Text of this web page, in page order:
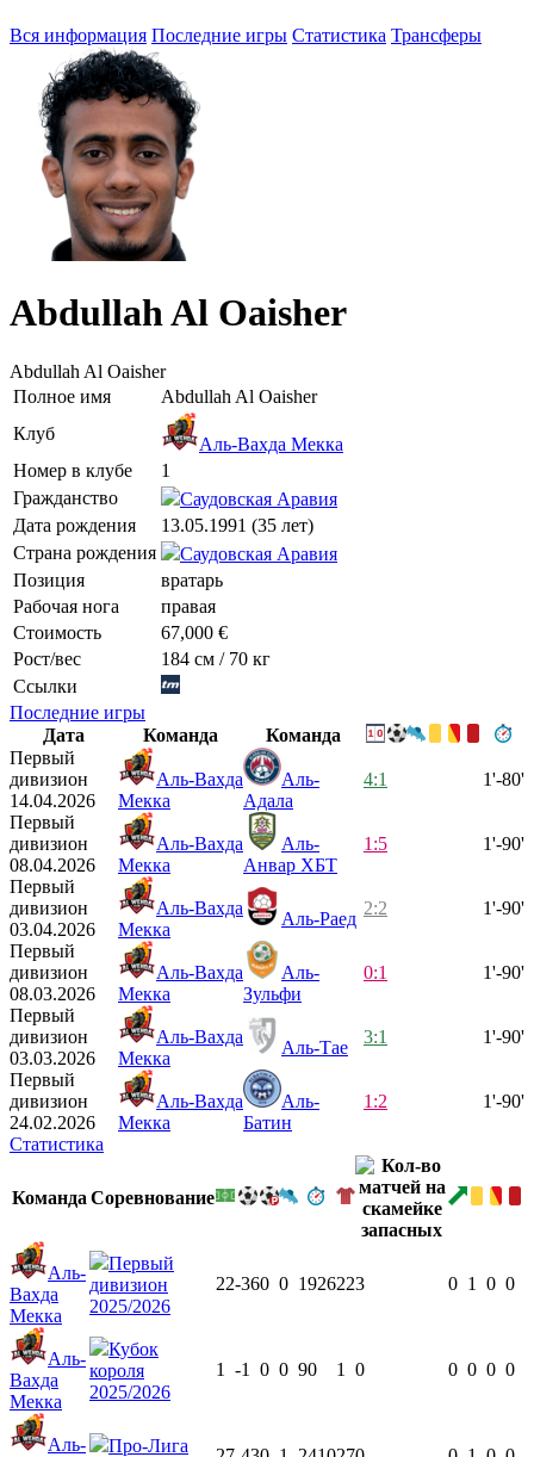
Вся информация Последние игры Статистика Трансферы
Abdullah Al Oaisher
Abdullah Al Oaisher
Полное имя
Abdullah Al Oaisher
Клуб
Аль-Вахда Мекка
Номер в клубе
1
Гражданство
Саудовская Аравия
Дата рождения
13.05.1991 (35 лет)
Страна рождения
Саудовская Аравия
Позиция
вратарь
Рабочая нога
правая
Стоимость
67,000 €
Рост/вес
184 см / 70 кг
Ссылки
Последние игры
Дата
Команда
Команда
Первый
дивизион
14.04.2026
Аль-Вахда
Мекка
Аль-
Адала
4:1 1'-80'
Первый
дивизион
08.04.2026
Аль-Вахда
Мекка
Аль-
Анвар ХБТ
1:5 1'-90'
Первый
дивизион
03.04.2026
Аль-Вахда
Мекка
Аль-Раед
2:2 1'-90'
Первый
дивизион
08.03.2026
Аль-Вахда
Мекка
Аль-
Зульфи
0:1 1'-90'
Первый
дивизион
03.03.2026
Аль-Вахда
Мекка
Аль-Тае
3:1 1'-90'
Первый
дивизион
24.02.2026
Аль-Вахда
Мекка
Аль-
Батин
1:2 1'-90'
Статистика
Команда Соревнование
Аль-
Вахда
Мекка
Первый
дивизион
2025/2026
22-360 0 1926223 0 1 0 0
Аль-
Вахда
Мекка
Кубок
короля
2025/2026
1 -1 0 0 90 1 0 0 0 0 0
Аль-
Про-Лига